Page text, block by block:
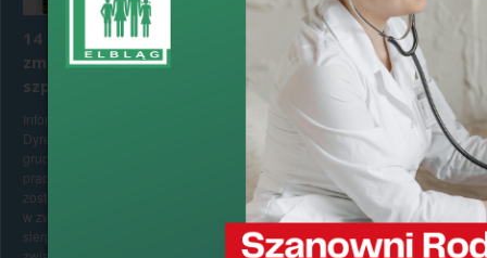
14 sierpnia 2026 r. (piątek) –
zmiana organizacji pracy
szpitala
Informujemy, że zgodnie z zarządzeniem
Dyrektora Naczelnego nr 148/2025 z dnia 15
grudnia 2025r., w sprawie dni wolnych od
pracy w 2026 r., 14 sierpnia 2026 r. (piątek)
został ustanowiony dniem wolnym od pracy,
w związku z przypadającym w sobotę, 15
sierpnia br. Świętem Wojska Polskiego. W